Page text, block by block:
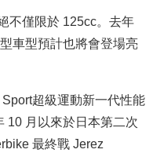
不僅限於 125cc。去年
車型預計也將會登場亮
超級運動新一代性能
10 月以來於日本第二次
最終戰 Jerez